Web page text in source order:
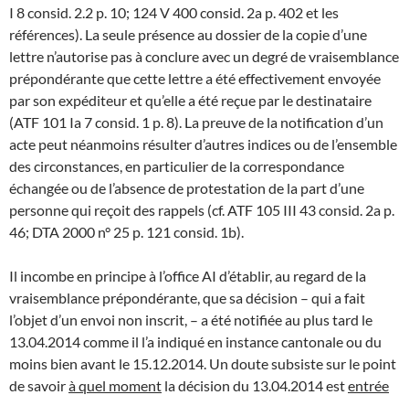
I 8 consid. 2.2 p. 10; 124 V 400 consid. 2a p. 402 et les
références). La seule présence au dossier de la copie d’une
lettre n’autorise pas à conclure avec un degré de vraisemblance
prépondérante que cette lettre a été effectivement envoyée
par son expéditeur et qu’elle a été reçue par le destinataire
(ATF 101 Ia 7 consid. 1 p. 8). La preuve de la notification d’un
acte peut néanmoins résulter d’autres indices ou de l’ensemble
des circonstances, en particulier de la correspondance
échangée ou de l’absence de protestation de la part d’une
personne qui reçoit des rappels (cf. ATF 105 III 43 consid. 2a p.
46; DTA 2000 n° 25 p. 121 consid. 1b).
Il incombe en principe à l’office AI d’établir, au regard de la
vraisemblance prépondérante, que sa décision – qui a fait
l’objet d’un envoi non inscrit, – a été notifiée au plus tard le
13.04.2014 comme il l’a indiqué en instance cantonale ou du
moins bien avant le 15.12.2014. Un doute subsiste sur le point
de savoirà quel moment la décision du 13.04.2014 estentrée